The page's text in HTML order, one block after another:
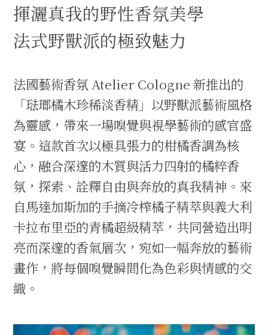
揮灑真我的野性香氛美學
法式野獸派的極致魅力
法國藝術香氛 Atelier Cologne 新推出的
「琺瑯橘木珍稀淡香精」以野獸派藝術風格
為靈感，帶來一場嗅覺與視學藝術的感官盛
宴。這款首次以極具張力的柑橘香調為核
心，融合深邃的木質與活力四射的橘粹香
氛，探索、詮釋自由與奔放的真我精神。來
自馬達加斯加的手摘冷榨橘子精萃與義大利
卡拉布里亞的青橘超級精萃，共同營造出明
亮而深邃的香氣層次，宛如一幅奔放的藝術
畫作，將每個嗅覺瞬間化為色彩與情感的交
織。